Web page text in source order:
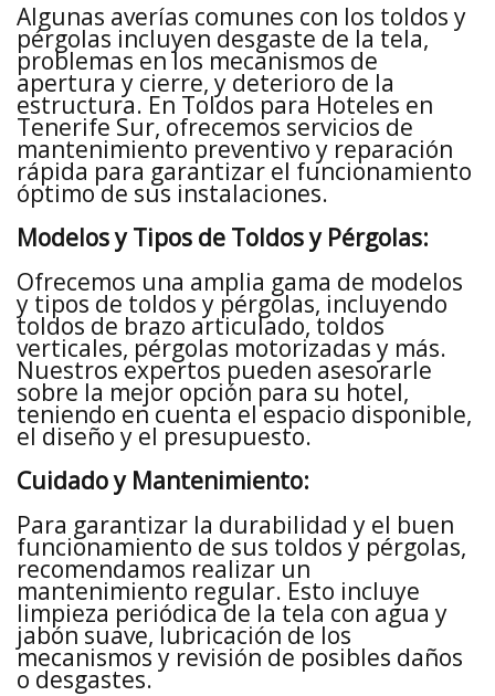
Algunas averías comunes con los toldos y
pérgolas incluyen desgaste de la tela,
problemas en los mecanismos de
apertura y cierre, y deterioro de la
estructura. En Toldos para Hoteles en
Tenerife Sur, ofrecemos servicios de
mantenimiento preventivo y reparación
rápida para garantizar el funcionamiento
óptimo de sus instalaciones.
Modelos y Tipos de Toldos y Pérgolas:
Ofrecemos una amplia gama de modelos
y tipos de toldos y pérgolas, incluyendo
toldos de brazo articulado, toldos
verticales, pérgolas motorizadas y más.
Nuestros expertos pueden asesorarle
sobre la mejor opción para su hotel,
teniendo en cuenta el espacio disponible,
el diseño y el presupuesto.
Cuidado y Mantenimiento:
Para garantizar la durabilidad y el buen
funcionamiento de sus toldos y pérgolas,
recomendamos realizar un
mantenimiento regular. Esto incluye
limpieza periódica de la tela con agua y
jabón suave, lubricación de los
mecanismos y revisión de posibles daños
o desgastes.